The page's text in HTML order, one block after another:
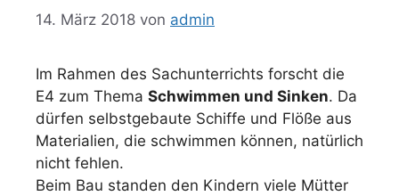
14. März 2018 von admin
Im Rahmen des Sachunterrichts forscht die
E4 zum Thema Schwimmen und Sinken. Da
dürfen selbstgebaute Schiffe und Flöße aus
Materialien, die schwimmen können, natürlich
nicht fehlen.
Beim Bau standen den Kindern viele Mütter